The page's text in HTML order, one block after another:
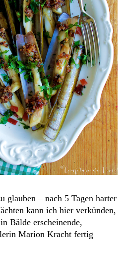
glauben – nach 5 Tagen harter
kann ich hier verkünden,
Bälde erscheinende,
Marion Kracht fertig